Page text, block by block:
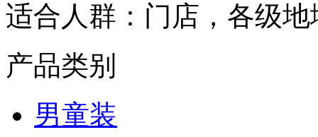
适合人群： 门店，各级
产品类别
男童装